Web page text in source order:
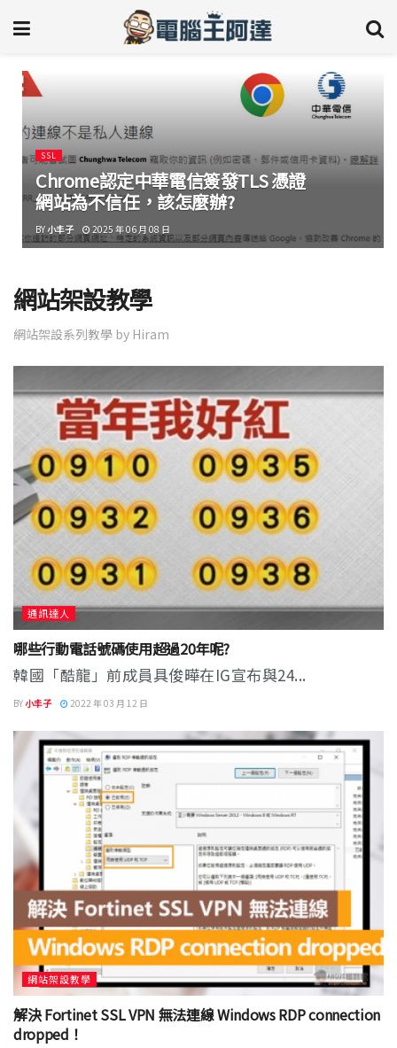
SSL
Chrome認定中華電信簽發TLS 憑證
網站為不信任，該怎麼辦?
BY小丰子 2025 年 06 月 08 日
網站架設教學
網站架設系列教學 by Hiram
通訊達人
哪些行動電話號碼使用超過20年呢?
韓國「酷龍」前成員具俊曄在IG宣布與24...
BY小丰子 2022 年 03 月 12 日
網站架設教學
解決 Fortinet SSL VPN 無法連線 Windows RDP connection
dropped！